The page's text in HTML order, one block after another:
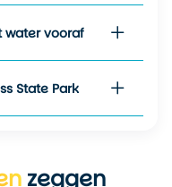
water vooraf
State Park
zeggen